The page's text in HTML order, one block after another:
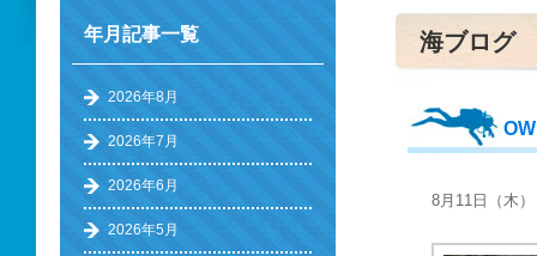
海ブログ
8月11日（木）
年月記事一覧
2026年8月
2026年7月
2026年6月
2026年5月